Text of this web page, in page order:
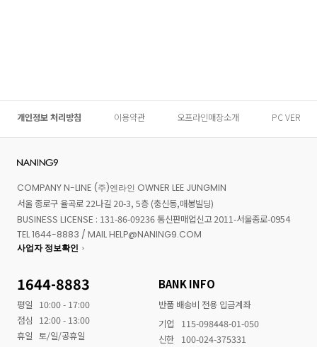
개인정보 처리방침 이용약관 오프라인매장소개 PC VER
COMPANY N-LINE (주)엔라인 OWNER LEE JUNGMIN
서울 종로구 율곡로 22나길 20-3, 5층 (충신동,매봉빌딩)
BUSINESS LICENSE : 131-86-09236 통신판매업신고 2011-서울종로-0954
TEL 1644-8883 / MAIL HELP@NANING9.COM
사업자 정보확인
1644-8883
평일
10:00 - 17:00
점심
12:00 - 13:00
휴일 토/일/공휴일
BANK INFO
반품 배송비 전용 입금계좌
기업
115-098448-01-050
신한
100-024-375331